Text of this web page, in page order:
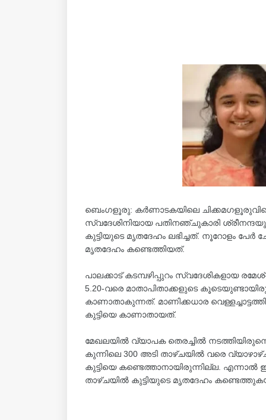
ബെംഗളൂരു: കർണാടകയിലെ
സ്വദേശിനിയായ പതിനഞ്ചുകാരി
കുട്ടിയുടെ മൃതദേഹം ലഭിച്ചത്. നൂറോളം പേർ
മൃതദേഹം കണ്ടെത്തിയത്.
പാലക്കാട് കടമ്പഴിപ്പുറം സ്വദേശികളായ
5.20-വരെ മാതാപിതാക്കളുടെ
കാണാതാകുന്നത്. മാണിക്കധാര
കുട്ടിയെ കാണാതായത്.
മേഖലയിൽ വ്യാപക തെരച്ചിൽ
കുന്നിലെ 300 അടി താഴ്ചയിൽ വരെ
കുട്ടിയെ കണ്ടെത്താനായിരുന്നില്ല. എന്നാൽ
താഴ്‌ചയിൽ കുട്ടിയുടെ മൃതദേഹം